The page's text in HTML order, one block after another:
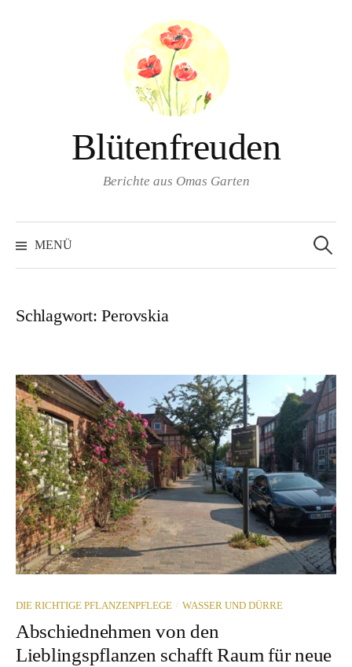
Blütenfreuden
Berichte aus Omas Garten
MENÜ
nach:
Schlagwort:Perovskia
DIE RICHTIGE PFLANZENPFLEGE / WASSER UND DÜRRE
Abschiednehmen von den
Lieblingspflanzen schafft Raum für neue